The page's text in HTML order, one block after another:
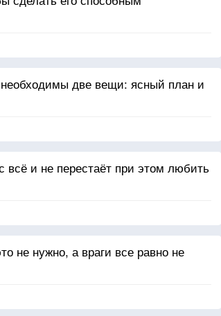
две вещи: ясный план и
всё и не перестаёт при этом любить
не нужно, а враги все равно не